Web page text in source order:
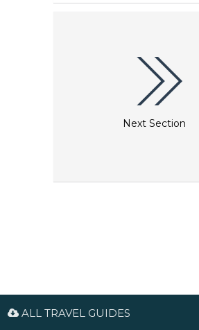
Next Section
ALL TRAVEL GUIDES